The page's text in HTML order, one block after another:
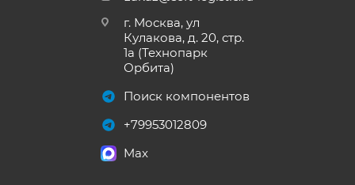
г. Москва, ул
Кулакова, д. 20, стр.
1а (Технопарк
Орбита)
Поиск компонентов
+79953012809
Max